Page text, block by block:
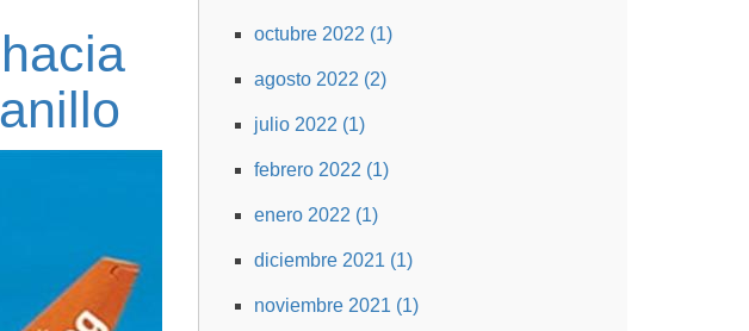
octubre 2022 (1)
agosto 2022 (2)
julio 2022 (1)
febrero 2022 (1)
enero 2022 (1)
diciembre 2021 (1)
noviembre 2021 (1)